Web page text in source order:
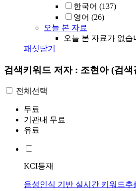
한국어 (137)
영어 (26)
오늘 본 자료
오늘 본 자료가 없습
패싯닫기
검색키워드 저자 : 조현아(검색
전체선택
무료
기관내 무료
유료
KCI등재
음성인식 기반 실시간 키워드